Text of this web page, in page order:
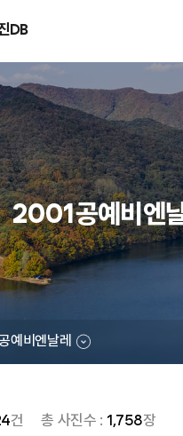
DB
2001공예비엔
예비엔날레
건 총 사진수 : 1,758장